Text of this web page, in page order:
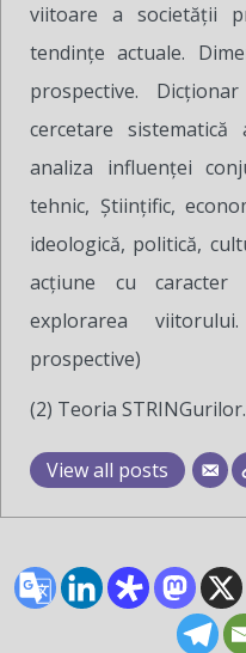
viitoare a societăţii
tendinţe actuale.
prospective.
cercetare
analiza influenţei
tehnic, Ştiinţific,
ideologică, politică,
acţiune cu caracter
explorarea
prospective)
(2) Teoria STRINGurilor.
View all posts